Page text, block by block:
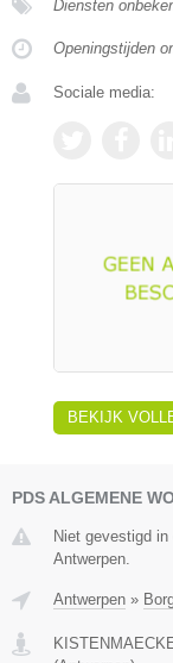
Diensten
Openingstijden
Sociale media:
BEKIJK
PDS ALGEMENE
Niet gevestigd
Antwerpen.
Antwerpen »